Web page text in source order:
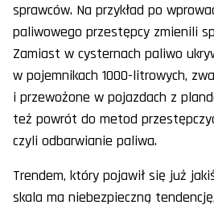
sprawców. Na przykład po
paliwowego przestępcy zmienili
Zamiast w cysternach paliwo
w pojemnikach 1000-litrowych,
i przewożone w pojazdach z
też powrót do metod
czyli odbarwianie paliwa.
Trendem, który pojawił się już
skala ma niebezpieczną